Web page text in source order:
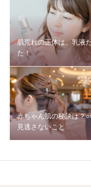
肌荒れの正体は、乳液
た！
赤ちゃん肌の秘訣は？
見逃さないこと